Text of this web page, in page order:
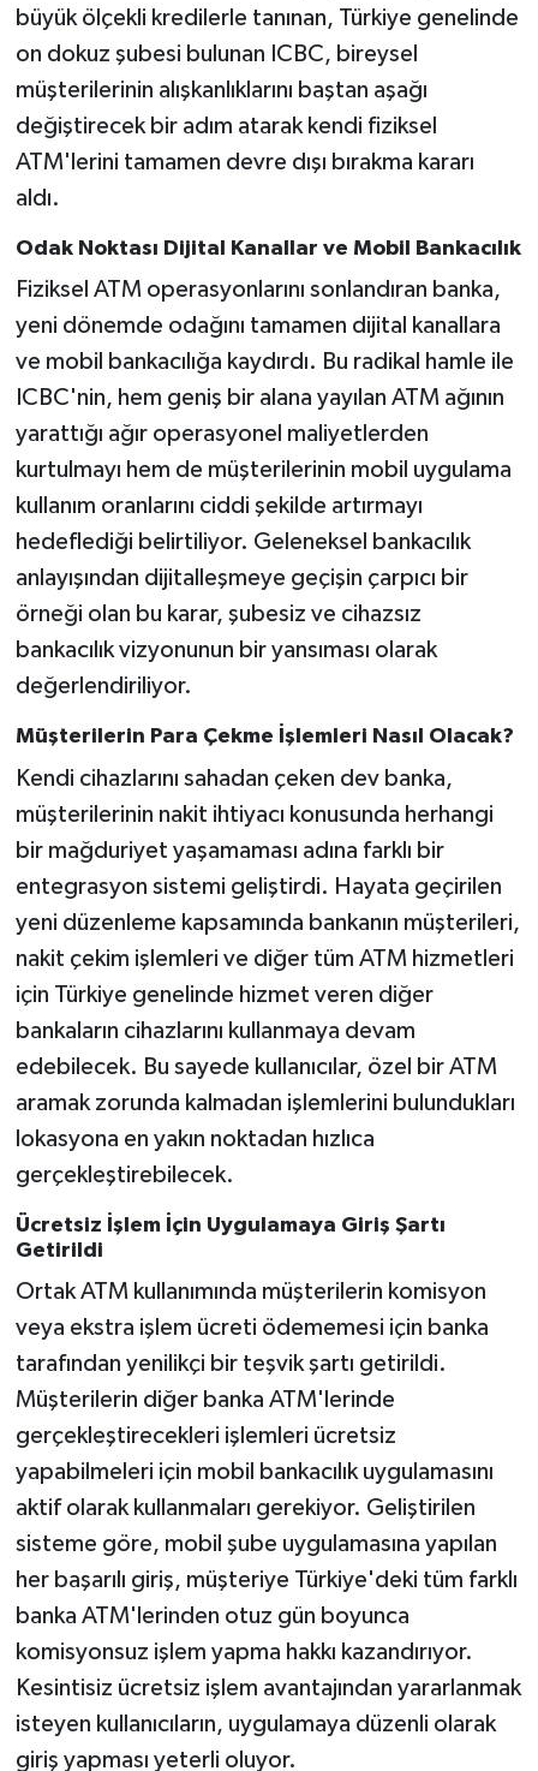
büyük ölçekli kredilerle tanınan, Türkiye genelinde
on dokuz şubesi bulunan ICBC, bireysel
müşterilerinin alışkanlıklarını baştan aşağı
değiştirecek bir adım atarak kendi fiziksel
ATM'lerini tamamen devre dışı bırakma kararı
aldı.
Odak Noktası Dijital Kanallar ve Mobil Bankacılık
Fiziksel ATM operasyonlarını sonlandıran banka,
yeni dönemde odağını tamamen dijital kanallara
ve mobil bankacılığa kaydırdı. Bu radikal hamle ile
ICBC'nin, hem geniş bir alana yayılan ATM ağının
yarattığı ağır operasyonel maliyetlerden
kurtulmayı hem de müşterilerinin mobil uygulama
kullanım oranlarını ciddi şekilde artırmayı
hedeflediği belirtiliyor. Geleneksel bankacılık
anlayışından dijitalleşmeye geçişin çarpıcı bir
örneği olan bu karar, şubesiz ve cihazsız
bankacılık vizyonunun bir yansıması olarak
değerlendiriliyor.
Müşterilerin Para Çekme İşlemleri Nasıl Olacak?
Kendi cihazlarını sahadan çeken dev banka,
müşterilerinin nakit ihtiyacı konusunda herhangi
bir mağduriyet yaşamaması adına farklı bir
entegrasyon sistemi geliştirdi. Hayata geçirilen
yeni düzenleme kapsamında bankanın müşterileri,
nakit çekim işlemleri ve diğer tüm ATM hizmetleri
için Türkiye genelinde hizmet veren diğer
bankaların cihazlarını kullanmaya devam
edebilecek. Bu sayede kullanıcılar, özel bir ATM
aramak zorunda kalmadan işlemlerini bulundukları
lokasyona en yakın noktadan hızlıca
gerçekleştirebilecek.
Ücretsiz İşlem İçin Uygulamaya Giriş Şartı
Getirildi
Ortak ATM kullanımında müşterilerin komisyon
veya ekstra işlem ücreti ödememesi için banka
tarafından yenilikçi bir teşvik şartı getirildi.
Müşterilerin diğer banka ATM'lerinde
gerçekleştirecekleri işlemleri ücretsiz
yapabilmeleri için mobil bankacılık uygulamasını
aktif olarak kullanmaları gerekiyor. Geliştirilen
sisteme göre, mobil şube uygulamasına yapılan
her başarılı giriş, müşteriye Türkiye'deki tüm farklı
banka ATM'lerinden otuz gün boyunca
komisyonsuz işlem yapma hakkı kazandırıyor.
Kesintisiz ücretsiz işlem avantajından yararlanmak
isteyen kullanıcıların, uygulamaya düzenli olarak
giriş yapması yeterli oluyor.